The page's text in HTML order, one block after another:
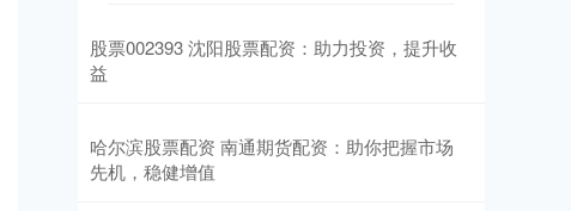
股票002393 沈阳股票配资：助力投资，提升收
益
哈尔滨股票配资 南通期货配资：助你把握市场
先机，稳健增值